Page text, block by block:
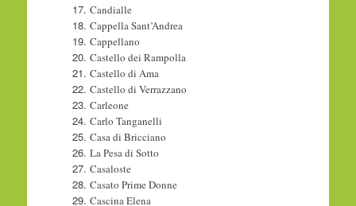
Candialle
Cappella Sant’Andrea
Cappellano
Castello dei Rampolla
Castello di Ama
Castello di Verrazzano
Carleone
Carlo Tanganelli
Casa di Bricciano
La Pesa di Sotto
Casaloste
Casato Prime Donne
Cascina Elena